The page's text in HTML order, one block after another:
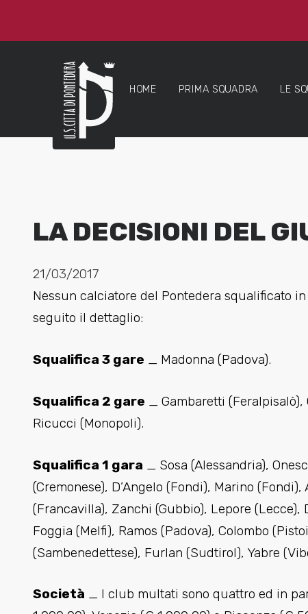
HOME PRIMA SQUADRA LE
LA DECISIONI DEL
21/03/2017
Nessun calciatore del Pontedera squalificato
seguito il dettaglio:
Squalifica 3 gare _ Madonna (Padova).
Squalifica 2 gare _ Gambaretti (Feralpisalò),
Ricucci (Monopoli).
Squalifica 1 gara _ Sosa (Alessandria),
(Cremonese), D’Angelo (Fondi), Marino
(Francavilla), Zanchi (Gubbio), Lepore (Lecce),
Foggia (Melfi), Ramos (Padova), Colombo
(Sambenedettese), Furlan (Sudtirol), Yabre
Società _ I club multati sono quattro ed in